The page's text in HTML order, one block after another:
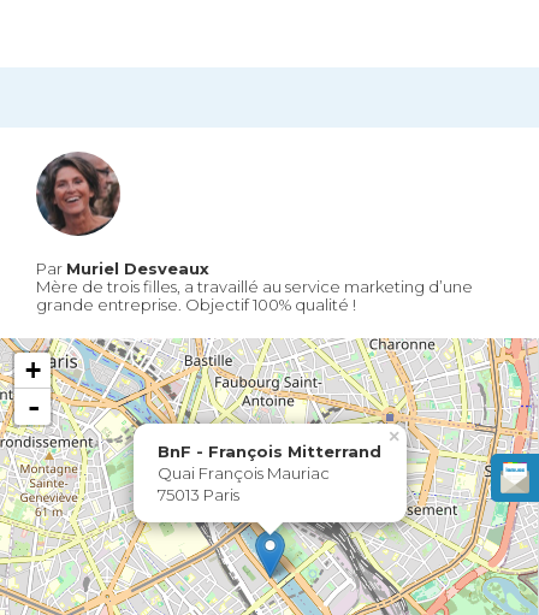
Par Muriel Desveaux
Mère de trois filles, a travaillé au service marketing d’une
grande entreprise. Objectif 100% qualité !
×
BnF - François Mitterrand
Quai François Mauriac
75013 Paris
+
-